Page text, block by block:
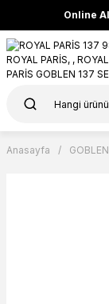
Online
Anasayfa GOBLEN